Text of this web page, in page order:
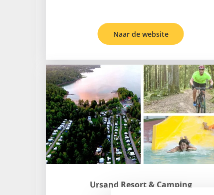
Naar de website
Ursand Resort & Camping